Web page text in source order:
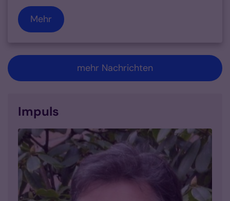
Mehr
mehr Nachrichten
Impuls